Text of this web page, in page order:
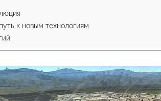
к новым технологиям